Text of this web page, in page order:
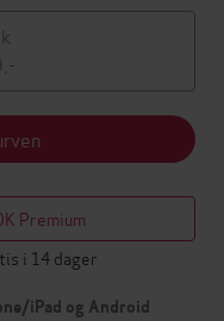
Premium
i 14 dager
iPad og Android